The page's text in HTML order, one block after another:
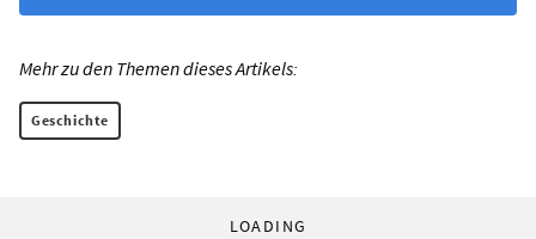
Mehr zu den Themen dieses Artikels:
Geschichte
LOADING